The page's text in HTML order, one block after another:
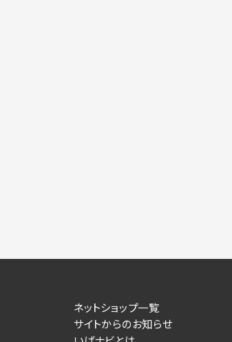
ネットショップ一覧
サイトからのお知らせ